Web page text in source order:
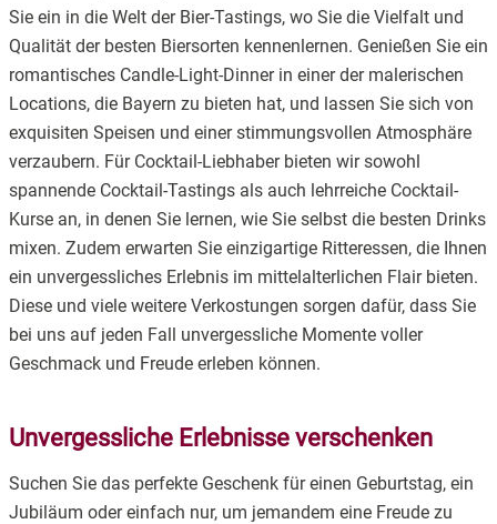
Sie ein in die Welt der Bier-Tastings, wo Sie die Vielfalt und
Qualität der besten Biersorten kennenlernen. Genießen Sie ein
romantisches Candle-Light-Dinner in einer der malerischen
Locations, die Bayern zu bieten hat, und lassen Sie sich von
exquisiten Speisen und einer stimmungsvollen Atmosphäre
verzaubern. Für Cocktail-Liebhaber bieten wir sowohl
spannende Cocktail-Tastings als auch lehrreiche Cocktail-
Kurse an, in denen Sie lernen, wie Sie selbst die besten Drinks
mixen. Zudem erwarten Sie einzigartige Ritteressen, die Ihnen
ein unvergessliches Erlebnis im mittelalterlichen Flair bieten.
Diese und viele weitere Verkostungen sorgen dafür, dass Sie
bei uns auf jeden Fall unvergessliche Momente voller
Geschmack und Freude erleben können.
Unvergessliche Erlebnisse verschenken
Suchen Sie das perfekte Geschenk für einen Geburtstag, ein
Jubiläum oder einfach nur, um jemandem eine Freude zu